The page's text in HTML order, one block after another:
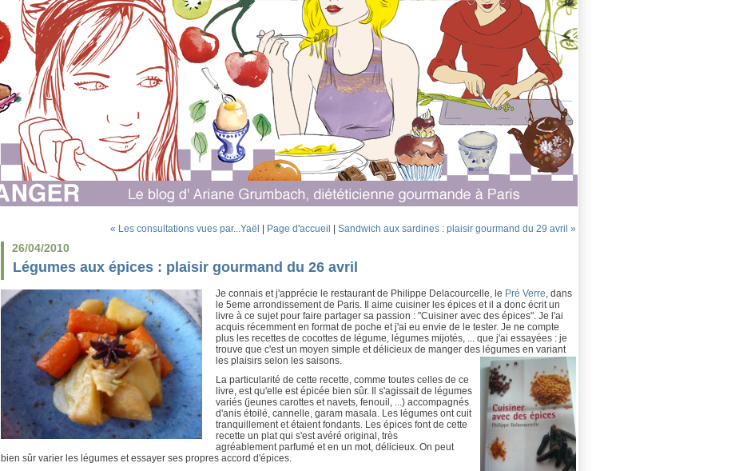
« Les consultations vues par...Yaël Page d'accueil Sandwich aux sardines : plaisir gourmand du 29 avril »
26/04/2010
Légumes aux épices : plaisir gourmand du 26 avril
Je connais et j'apprécie le restaurant de Philippe Delacourcelle, le Pré Verre, dans
le 5eme arrondissement de Paris. Il aime cuisiner les épices et il a donc écrit un
livre à ce sujet pour faire partager sa passion : "Cuisiner avec des épices". Je l'ai
acquis récemment en format de poche et j'ai eu envie de le tester. Je ne compte
plus les recettes de cocottes de légume, légumes mijotés, ... que j'ai essayées : je
trouve que c'est un moyen simple et délicieux de manger des légumes en variant
les plaisirs selon les saisons.
La particularité de cette recette, comme toutes celles de ce
livre, est qu'elle est épicée bien sûr. Il s'agissait de légumes
variés (jeunes carottes et navets, fenouil, ...) accompagnés
d'anis étoilé, cannelle, garam masala. Les légumes ont cuit
tranquillement et étaient fondants. Les épices font de cette
recette un plat qui s'est avéré original, très
agréablement parfumé et en un mot, délicieux. On peut
bien sûr varier les légumes et essayer ses propres accord d'épices.